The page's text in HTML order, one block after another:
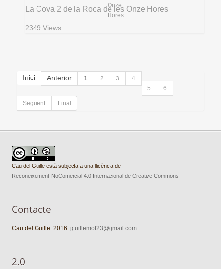
La Cova 2 de la Roca de les Onze Hores
2349 Views
Inici Anterior 1 2 3
4
5
6
Següent Final
Cau del Guille està subjecta a una llicència de
Reconeixement-NoComercial 4.0 Internacional de Creative Commons
Contacte
Cau del Guille. 2016.jguillemot23@gmail.com
2.0